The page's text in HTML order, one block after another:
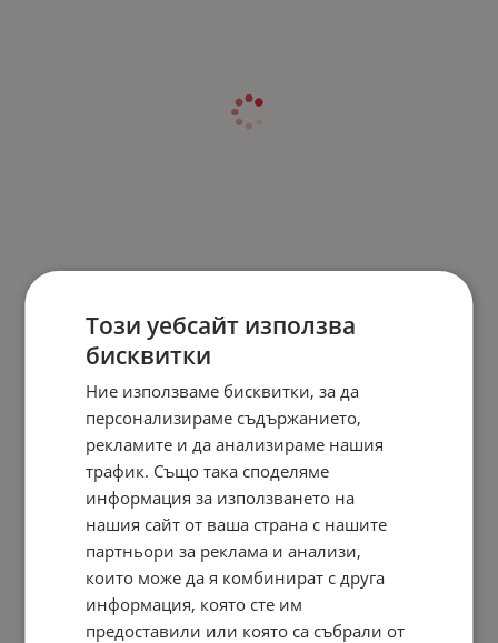
Този уебсайт използва
бисквитки
Ние използваме бисквитки, за да
персонализираме съдържанието,
рекламите и да анализираме нашия
трафик. Също така споделяме
информация за използването на
нашия сайт от ваша страна с нашите
партньори за реклама и анализи,
които може да я комбинират с друга
информация, която сте им
предоставили или която са събрали от